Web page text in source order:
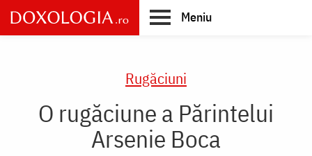
Skip
to
main
Meniu
Rugăciuni
O rugăciune a Părintelui
Arsenie Boca